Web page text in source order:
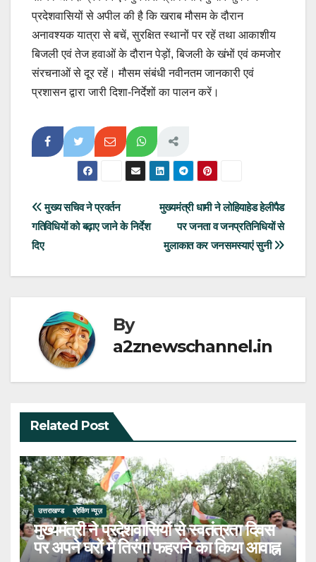
प्रदेशवासियों से अपील की है कि खराब मौसम के दौरान
अनावश्यक यात्रा से बचें, सुरक्षित स्थानों पर रहें तथा आकाशीय
बिजली एवं तेज हवाओं के दौरान पेड़ों, बिजली के खंभों एवं कमजोर
संरचनाओं से दूर रहें। मौसम संबंधी नवीनतम जानकारी एवं
प्रशासन द्वारा जारी दिशा-निर्देशों का पालन करें।
Post
navigation
मुख्यमंत्री धामी ने लोहियाहेड हेलीपैड
पर जनता व जनप्रतिनिधियों से
मुलाकात कर जनसमस्याएं सुनी
मुख्य सचिव ने प्रवर्तन
गतिविधियों को बढ़ाए जाने के निर्देश
दिए
By
a2znewschannel.in
Related Post
उत्तराखण्ड ब्रेकिंग न्यूज़
मुख्यमंत्री ने प्रदेशवासियों से स्वतंत्रता दिवस
पर अपने घरों में तिरंगा फहराने का किया आवाह्न